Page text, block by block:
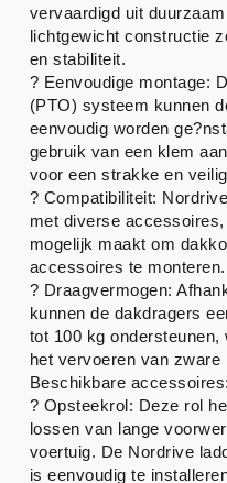
vervaardigd uit
lichtgewicht constructie
en stabiliteit.
? Eenvoudige montage:
(PTO) systeem kunnen
eenvoudig worden
gebruik van een klem
voor een strakke en
? Compatibiliteit:
met diverse
mogelijk maakt om
accessoires te monteren.
? Draagvermogen:
kunnen de dakdragers
tot 100 kg
het vervoeren van zware
Beschikbare accessoires:
? Opsteekrol: Deze rol
lossen van lange
voertuig. De Nordrive
is eenvoudig te